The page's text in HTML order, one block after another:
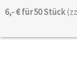
6,- € für 50 Stück